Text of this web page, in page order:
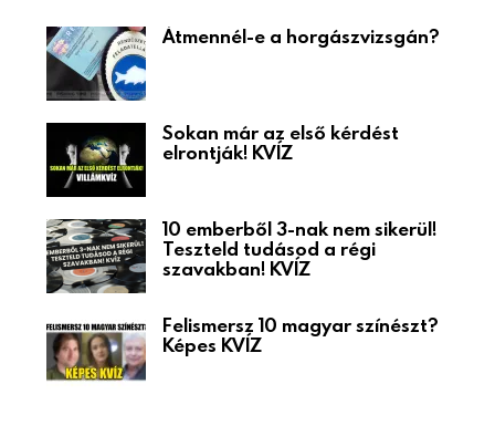
Átmennél-e a horgászvizsgán?
Sokan már az első kérdést
elrontják! KVÍZ
10 emberből 3-nak nem sikerül!
Teszteld tudásod a régi
szavakban! KVÍZ
Felismersz 10 magyar színészt?
Képes KVÍZ